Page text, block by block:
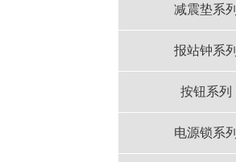
减震垫系列
报站钟系列
按钮系列
电源锁系列